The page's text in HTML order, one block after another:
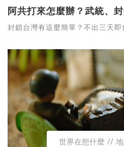
阿共打來怎麼辦？武統、
封鎖台灣有這麼簡單？不出三天即
世界在想什麼